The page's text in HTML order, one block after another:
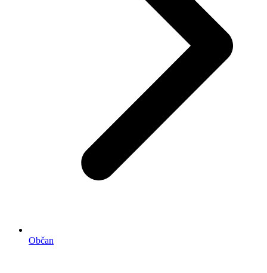
Občan